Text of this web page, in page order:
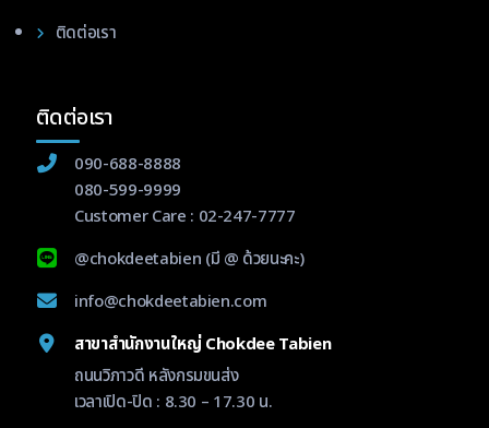
ติดต่อเรา
ติดต่อเรา
090-688-8888
080-599-9999
Customer Care : 02-247-7777
@chokdeetabien (มี @ ด้วยนะคะ)
info@chokdeetabien.com
สาขาสำนักงานใหญ่ Chokdee Tabien
ถนนวิภาวดี หลังกรมขนส่ง
เวลาเปิด-ปิด : 8.30 – 17.30 น.